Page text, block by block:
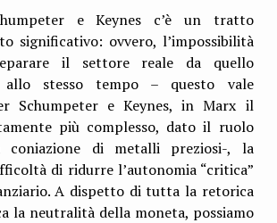
e Keynes c’è un tratto
significativo: ovvero, l’impossibilità
il settore reale da quello
stesso tempo – questo vale
Schumpeter e Keynes, in Marx il
più complesso, dato il ruolo
coniazione di metalli preziosi-, la
di ridurre l’autonomia “critica”
A dispetto di tutta la retorica
la neutralità della moneta, possiamo